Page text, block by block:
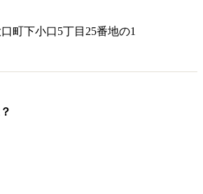
町下小口5丁目25番地の1